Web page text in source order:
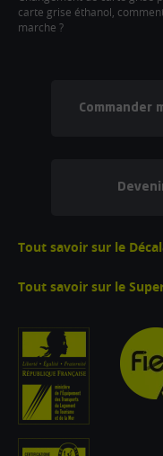
carte grise éthanol,
marche ?
Commander
Tout savoir sur le
Tout savoir sur le